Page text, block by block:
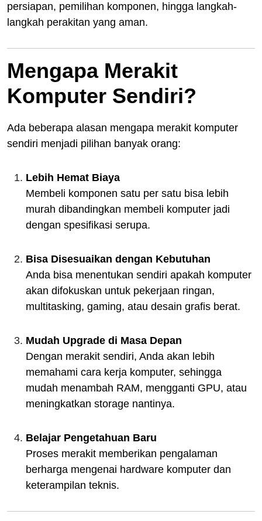
persiapan, pemilihan komponen, hingga langkah-
langkah perakitan yang aman.
Mengapa Merakit
Komputer Sendiri?
Ada beberapa alasan mengapa merakit komputer
sendiri menjadi pilihan banyak orang:
Lebih Hemat Biaya
Membeli komponen satu per satu bisa lebih
murah dibandingkan membeli komputer jadi
dengan spesifikasi serupa.
Bisa Disesuaikan dengan Kebutuhan
Anda bisa menentukan sendiri apakah komputer
akan difokuskan untuk pekerjaan ringan,
multitasking, gaming, atau desain grafis berat.
Mudah Upgrade di Masa Depan
Dengan merakit sendiri, Anda akan lebih
memahami cara kerja komputer, sehingga
mudah menambah RAM, mengganti GPU, atau
meningkatkan storage nantinya.
Belajar Pengetahuan Baru
Proses merakit memberikan pengalaman
berharga mengenai hardware komputer dan
keterampilan teknis.